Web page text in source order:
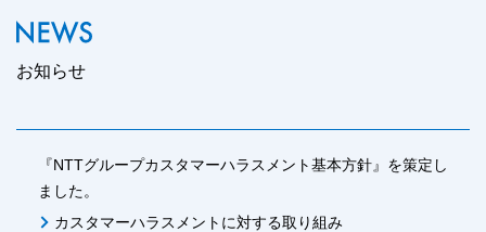
お知らせ
『NTTグループカスタマーハラスメント基本方針』を策定し
ました。
カスタマーハラスメントに対する取り組み